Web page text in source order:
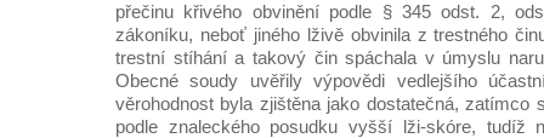
přečinu křivého obvinění podle § 345 odst. 2,
zákoníku, neboť jiného lživě obvinila z trestného
trestní stíhání a takový čin spáchala v úmyslu
Obecné soudy uvěřily výpovědi vedlejšího
věrohodnost byla zjištěna jako dostatečná, zatímco
podle znaleckého posudku vyšší lži-skóre, tudíž